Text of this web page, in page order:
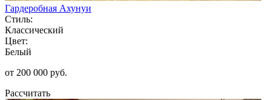
Гардеробная Ахунуи
Стиль:
Классический
Цвет:
Белый
от 200 000 руб.
Рассчитать